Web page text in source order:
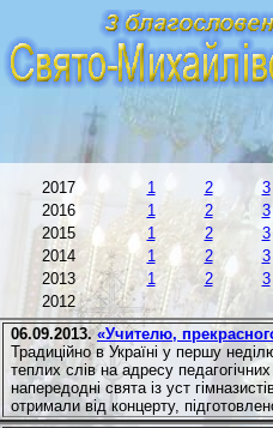
2017 1 2 3
2016
1 2 3
2015
1 2 3
2014
1 2 3
2013
1 2 3
2012
06.09.2013.«Учителю,
Традиційно в Україні у першу
теплих слів на адресу педагогічних
напередодні свята із уст
отримали від концерту,